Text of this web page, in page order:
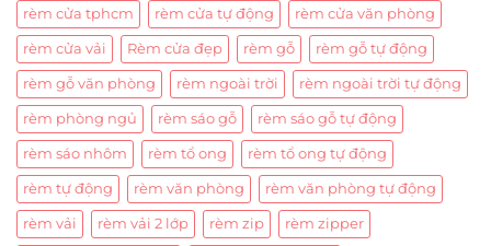
rèm cửa tphcm rèm cửa tự động rèm cửa văn phòng
rèm cửa vải Rèm cửa đẹp rèm gỗ rèm gỗ tự động
rèm gỗ văn phòng rèm ngoài trời rèm ngoài trời tự động
rèm phòng ngủ rèm sáo gỗ rèm sáo gỗ tự động
rèm sáo nhôm rèm tổ ong rèm tổ ong tự động
rèm tự động rèm văn phòng rèm văn phòng tự động
rèm vải rèm vải 2 lớp rèm zip rèm zipper